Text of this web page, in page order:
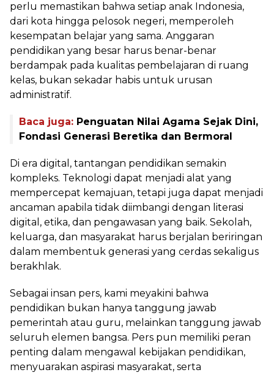
perlu memastikan bahwa setiap anak Indonesia,
dari kota hingga pelosok negeri, memperoleh
kesempatan belajar yang sama. Anggaran
pendidikan yang besar harus benar-benar
berdampak pada kualitas pembelajaran di ruang
kelas, bukan sekadar habis untuk urusan
administratif.
Baca juga: Penguatan Nilai Agama Sejak Dini,
Fondasi Generasi Beretika dan Bermoral
Di era digital, tantangan pendidikan semakin
kompleks. Teknologi dapat menjadi alat yang
mempercepat kemajuan, tetapi juga dapat menjadi
ancaman apabila tidak diimbangi dengan literasi
digital, etika, dan pengawasan yang baik. Sekolah,
keluarga, dan masyarakat harus berjalan beriringan
dalam membentuk generasi yang cerdas sekaligus
berakhlak.
Sebagai insan pers, kami meyakini bahwa
pendidikan bukan hanya tanggung jawab
pemerintah atau guru, melainkan tanggung jawab
seluruh elemen bangsa. Pers pun memiliki peran
penting dalam mengawal kebijakan pendidikan,
menyuarakan aspirasi masyarakat, serta